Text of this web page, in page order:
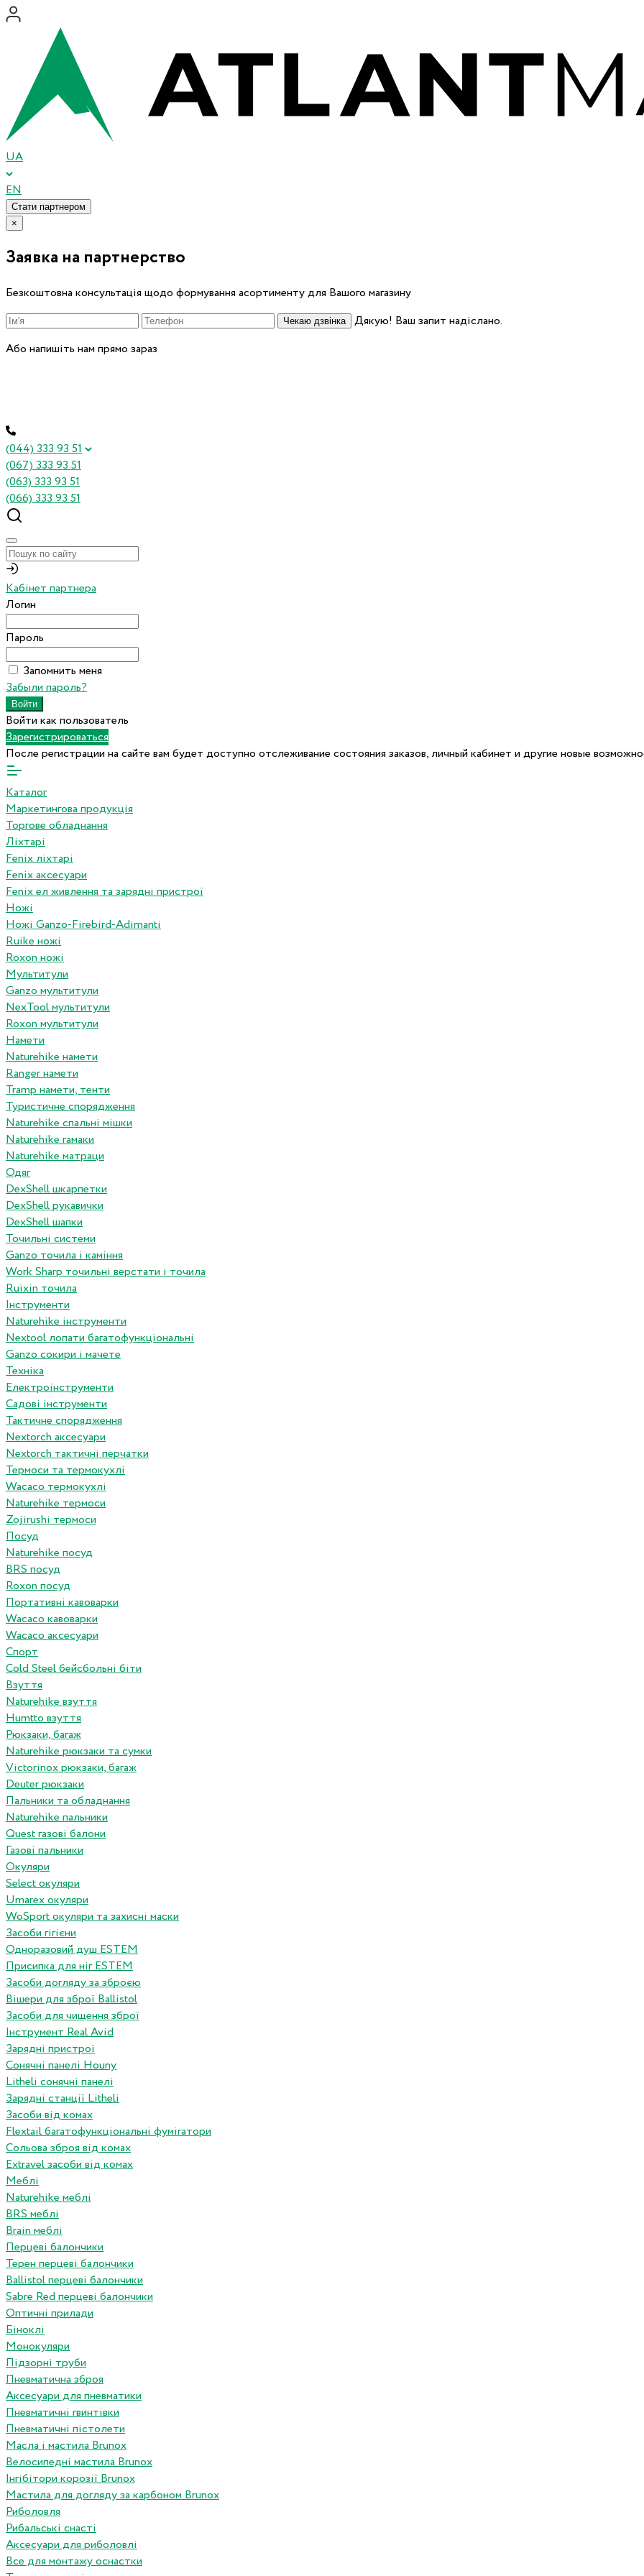
UA
EN
Стати партнером
×
Заявка на партнерство
Безкоштовна консультація щодо формування асортименту для Вашого магазину
Чекаю дзвінка
Дякую! Ваш запит надіслано.
Або напишіть нам прямо зараз
(044) 333 93 51
(067) 333 93 51
(063) 333 93 51
(066) 333 93 51
Кабінет партнера
Логин
Пароль
Запомнить меня
Забыли пароль?
Войти как пользователь
Зарегистрироваться
После регистрации на сайте вам будет доступно отслеживание состояния заказов, личный кабинет и другие новые
Каталог
Маркетингова продукція
Торгове обладнання
Ліхтарі
Fenix ліхтарі
Fenix аксесуари
Fenix ел живлення та зарядні пристрої
Ножі
Ножі Ganzo-Firebird-Adimanti
Ruike ножі
Roxon ножi
Мультитули
Ganzo мультитули
NexTool мультитули
Roxon мультитули
Намети
Naturehike намети
Ranger намети
Tramp намети, тенти
Туристичне спорядження
Naturehike спальні мішки
Naturehike гамаки
Naturehike матраци
Одяг
DexShell шкарпетки
DexShell рукавички
DexShell шапки
Точильні системи
Ganzo точила і каміння
Work Sharp точильні верстати і точила
Ruixin точила
Інструменти
Naturehike інструменти
Nextool лопати багатофункціональні
Ganzo сокири і мачете
Техніка
Електроінструменти
Садові інструменти
Тактичне спорядження
Nextorch аксесуари
Nextorch тактичні перчатки
Термоси та термокухлі
Wacaco термокухлі
Naturehike термоси
Zojirushi термоси
Посуд
Naturehike посуд
BRS посуд
Roxon посуд
Портативні кавоварки
Wacaco кавоварки
Wacaco аксесуари
Спорт
Cold Steel бейсбольні біти
Взуття
Naturehike взуття
Humtto взуття
Рюкзаки, багаж
Naturehike рюкзаки та сумки
Victorinox рюкзаки, багаж
Deuter рюкзаки
Пальники та обладнання
Naturehike пальники
Quest газові балони
Газові пальники
Окуляри
Select окуляри
Umarex окуляри
WoSport окуляри та захисні маски
Засоби гігієни
Одноразовий душ ESTEM
Присипка для ніг ESTEM
Засоби догляду за зброєю
Вішери для зброї Ballistol
Засоби для чищення зброї
Інструмент Real Avid
Зарядні пристрої
Сонячні панелі Houny
Litheli сонячні панелі
Зарядні станції Litheli
Засоби від комах
Flextail багатофункціональні фумігатори
Сольова зброя від комах
Extravel засоби від комах
Меблі
Naturehike меблі
BRS меблі
Brain меблі
Перцеві балончики
Терен перцеві балончики
Ballistol перцеві балончики
Sabre Red перцеві балончики
Оптичні прилади
Біноклі
Монокуляри
Підзорні труби
Пневматична зброя
Аксесуари для пневматики
Пневматичні гвинтівки
Пневматичні пістолети
Масла і мастила Brunox
Велосипедні мастила Brunox
Інгібітори корозії Brunox
Мастила для догляду за карбоном Brunox
Риболовля
Рибальські снасті
Аксесуари для риболовлі
Все для монтажу оснастки